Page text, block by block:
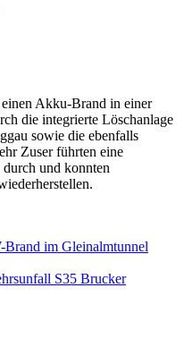
Akku-Brand in einer
die integrierte Löschanlage
sowie die ebenfalls
Zuser führten eine
und konnten
im Gleinalmtunnel
S35 Brucker